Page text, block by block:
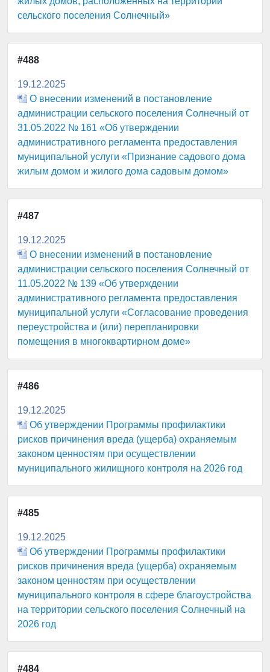
сельского поселения Солнечный»
#488
19.12.2025
О внесении изменений в постановление
администрации сельского поселения Солнечный от
31.05.2022 № 161 «Об утверждении
административного регламента предоставления
муниципальной услуги «Признание садового дома
жилым домом и жилого дома садовым домом»
#487
19.12.2025
О внесении изменений в постановление
администрации сельского поселения Солнечный от
11.05.2022 № 139 «Об утверждении
административного регламента предоставления
муниципальной услуги «Согласование проведения
переустройства и (или) перепланировки
помещения в многоквартирном доме»
#486
19.12.2025
Об утверждении Программы профилактики
рисков причинения вреда (ущерба) охраняемым
законом ценностям при осуществлении
муниципального жилищного контроля на 2026 год
#485
19.12.2025
Об утверждении Программы профилактики
рисков причинения вреда (ущерба) охраняемым
законом ценностям при осуществлении
муниципального контроля в сфере благоустройства
на территории сельского поселения Солнечный на
2026 год
#484